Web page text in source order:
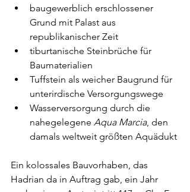
baugewerblich erschlossener
Grund mit Palast aus
republikanischer Zeit
tiburtanische Steinbrüche für
Baumaterialien
Tuffstein als weicher Baugrund für
unterirdische Versorgungswege
Wasserversorgung durch die
nahegelegene Aqua Marcia, den
damals weltweit größten Aquädukt
Ein kolossales Bauvorhaben, das
Hadrian da in Auftrag gab, ein Jahr